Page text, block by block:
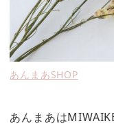
あんまあSHOP
あんまあは